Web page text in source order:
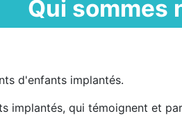
Qui sommes
d'enfants implantés.
implantés, qui témoignent et